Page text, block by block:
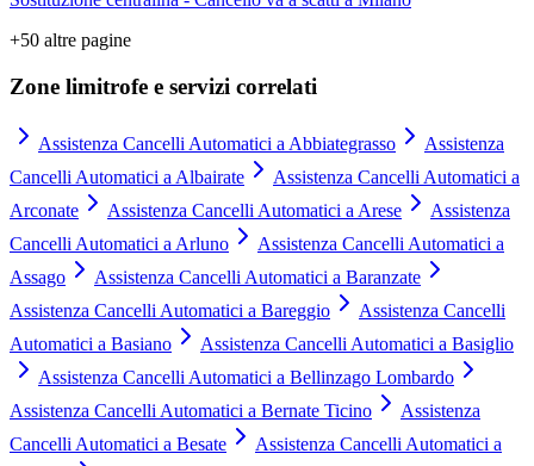
+50 altre pagine
Zone limitrofe e servizi correlati
Assistenza Cancelli Automatici a Abbiategrasso
Assistenza
Cancelli Automatici a Albairate
Assistenza Cancelli Automatici a
Arconate
Assistenza Cancelli Automatici a Arese
Assistenza
Cancelli Automatici a Arluno
Assistenza Cancelli Automatici a
Assago
Assistenza Cancelli Automatici a Baranzate
Assistenza Cancelli Automatici a Bareggio
Assistenza Cancelli
Automatici a Basiano
Assistenza Cancelli Automatici a Basiglio
Assistenza Cancelli Automatici a Bellinzago Lombardo
Assistenza Cancelli Automatici a Bernate Ticino
Assistenza
Cancelli Automatici a Besate
Assistenza Cancelli Automatici a